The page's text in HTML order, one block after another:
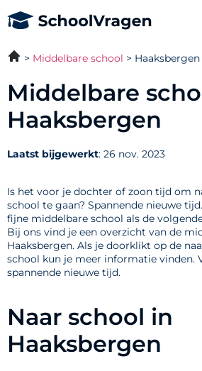
Middelbare school Haaksbergen
Middelbare
Haaksbergen
Laatst bijgewerkt: 26 nov. 2023
Is het voor je dochter of zoon tijd om
school te gaan? Spannende nieuwe
fijne middelbare school als de
Bij ons vind je een overzicht van de
Haaksbergen. Als je doorklikt op de
school kun je meer informatie vinden.
spannende nieuwe tijd.
Naar school in
Haaksbergen